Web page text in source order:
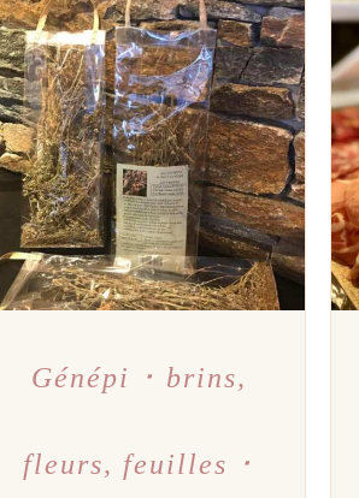
AJOUTER AU PANIER / APERÇU
Génépi ･ brins,
fleurs, feuilles ･